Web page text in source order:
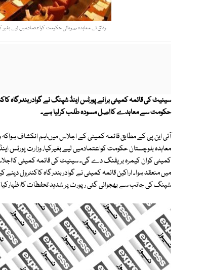
وفاق نے معاہدہ صوبائی حکومت کواعتمادمیں لیے
سینیٹ کی قائمہ کمیٹی برائے پورٹس اینڈ شپنگ نے گوادربندرگاہ
حکومت سے معاہدے کااصل مسودہ طلب کرلیا ہے۔
آئی این پی کے مطابق قائمہ کمیٹی کے اجلاس میںاہم انکشاف
معاہدہ بلوچستان حکومت کواعتمادمیں لیے بغیرکیا، وزارت
کمیٹی کوان کیمرہ بریفنگ دے گی۔ سینیٹ کی قائمہ کمیٹی
میں منعقد ہوا۔ اراکین قائمہ کمیٹی نے گوادربندرگاہ کاکنٹرول
شپنگ کی جانب سے بھجوائی گئی رپورٹ پر شدید تحفظات